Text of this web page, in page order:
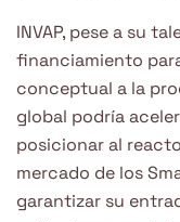
INVAP, pese a su
financiamiento
conceptual a la
global podría
posicionar al
mercado de los
garantizar su